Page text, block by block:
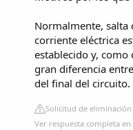
Normalmente, salta
corriente eléctrica
establecido y, como
gran diferencia
del final del circuito.
Solicitud de eliminación
Ver respuesta completa